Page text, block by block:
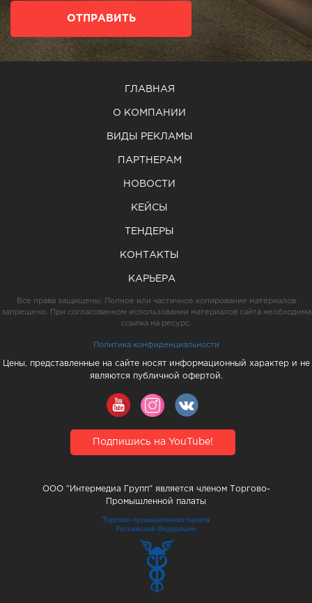
ОТПРАВИТЬ
ГЛАВНАЯ
О КОМПАНИИ
ВИДЫ РЕКЛАМЫ
ПАРТНЕРАМ
НОВОСТИ
КЕЙСЫ
ТЕНДЕРЫ
КОНТАКТЫ
КАРЬЕРА
Все права защищены. Полное или частичное копирование материалов
запрещено. При согласованном использовании материалов сайта необходима
ссылка на ресурс.
Политика конфиденциальности
Цены, представленные на сайте носят информационный характер и не
являются публичной офертой.
Подпишись на YouTube!
ООО "Интермедиа Групп" является членом Торгово-
Промышленной палаты